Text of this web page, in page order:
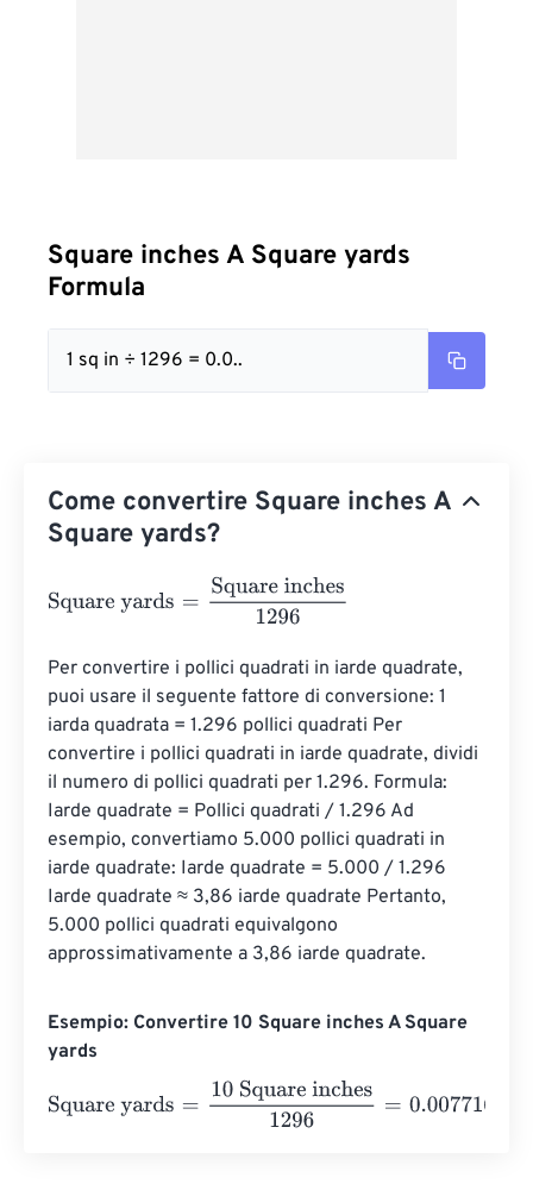
Square inches A Square yards
Formula
1 sq in ÷ 1296 = 0.0..
Come convertire Square inches A
Square yards?
Square yards = Square inches1296
Per convertire i pollici quadrati in iarde quadrate,
puoi usare il seguente fattore di conversione: 1
iarda quadrata = 1.296 pollici quadrati Per
convertire i pollici quadrati in iarde quadrate, dividi
il numero di pollici quadrati per 1.296. Formula:
Iarde quadrate = Pollici quadrati / 1.296 Ad
esempio, convertiamo 5.000 pollici quadrati in
iarde quadrate: Iarde quadrate = 5.000 / 1.296
Iarde quadrate ≈ 3,86 iarde quadrate Pertanto,
5.000 pollici quadrati equivalgono
approssimativamente a 3,86 iarde quadrate.
Esempio: Convertire 10 Square inches A Square
yards
Square yards = 10 Square inches1296=0.007716 Square